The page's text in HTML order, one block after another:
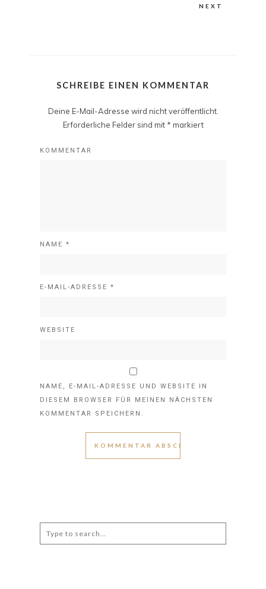
NEXT
SCHREIBE EINEN KOMMENTAR
Deine E-Mail-Adresse wird nicht veröffentlicht.
Erforderliche Felder sind mit * markiert
KOMMENTAR
NAME *
E-MAIL-ADRESSE *
WEBSITE
NAME, E-MAIL-ADRESSE UND WEBSITE IN
DIESEM BROWSER FÜR MEINEN NÄCHSTEN
KOMMENTAR SPEICHERN.
for: